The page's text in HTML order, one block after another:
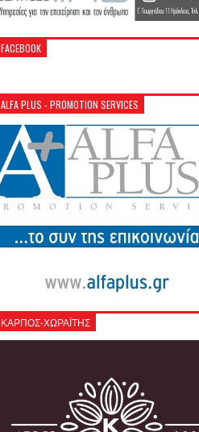
FACEBOOK
ALFA PLUS - PROMOTION SERVICES
ΚΑΡΠΟΣ-ΧΩΡΑΪΤΗΣ